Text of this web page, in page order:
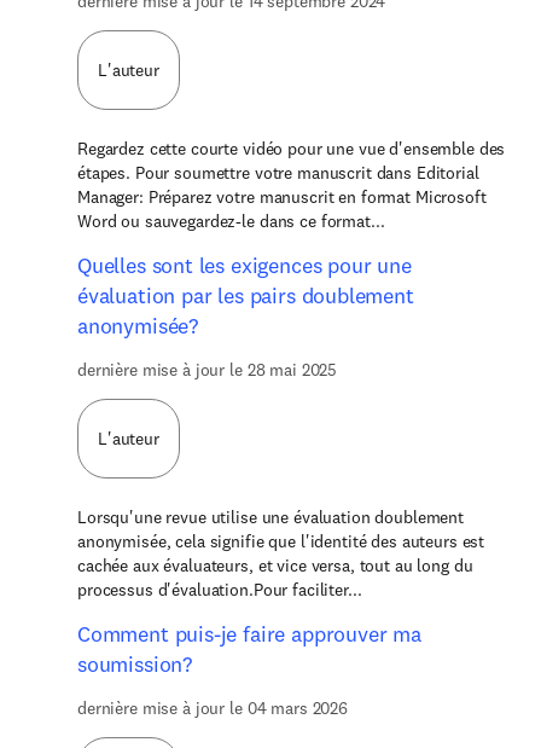
L'auteur
Regardez cette courte vidéo pour une vue d'ensemble des
étapes. Pour soumettre votre manuscrit dans Editorial
Manager: Préparez votre manuscrit en format Microsoft
Word ou sauvegardez-le dans ce format...
Quelles sont les exigences pour une
évaluation par les pairs doublement
anonymisée?
dernière mise à jour le 28 mai 2025
L'auteur
Lorsqu'une revue utilise une évaluation doublement
anonymisée, cela signifie que l'identité des auteurs est
cachée aux évaluateurs, et vice versa, tout au long du
processus d'évaluation.Pour faciliter...
Comment puis-je faire approuver ma
soumission?
dernière mise à jour le 04 mars 2026